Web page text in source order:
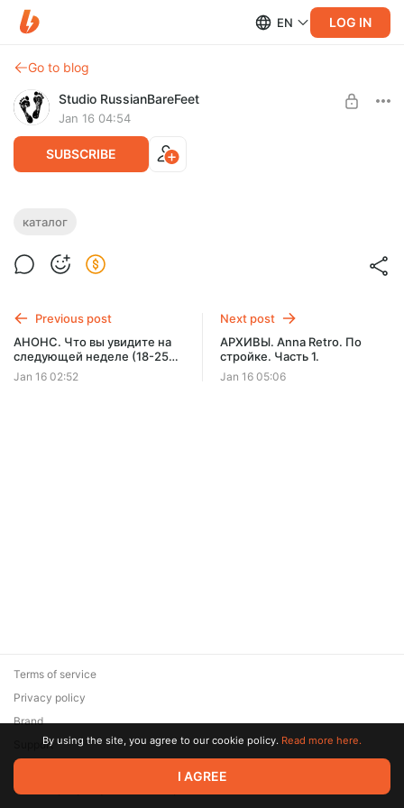
EN LOG IN
Go to blog
Studio RussianBareFeet
Jan 16 04:54
SUBSCRIBE
КАТАЛОГ СТУДИИ RBF. А - Anfisa.
КАТАЛОГ МОДЕЛЕЙ СТУДИИ A-Z. РЕДКИЕ ФОТО.
каталог
Previous post
АНОНС. Что вы увидите на
следующей неделе (18-25
января)?
Jan 16 02:52
Next post
АРХИВЫ. Anna Retro. По
стройке. Часть 1.
Jan 16 05:06
© 2026 Zaya Solutions Limited. All rights reserved. All trademarks
are the property of their respective owners.
Terms of service
Privacy policy
Brand
SupportBy using the site, you agree to our cookie policy. Read more here.
I AGREE